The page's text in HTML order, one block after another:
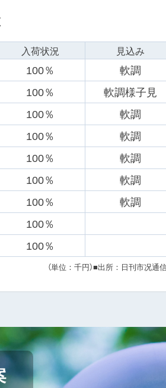
入荷状況
見込み
100％ 軟調
100％ 軟調様子見
100％ 軟調
100％ 軟調
100％ 軟調
100％ 軟調
100％ 軟調
100％
100％
（単位：千円）■出所：日刊市况通